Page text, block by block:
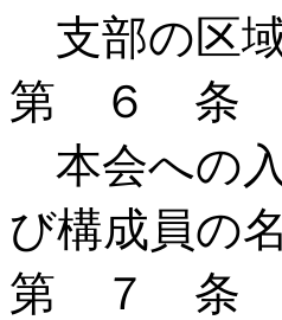
支部の区
第 ６
本会への
び構成員の
第 ７